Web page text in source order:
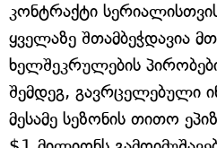
კონტრაქტი
ყველაზე შთამბეჭდავია
ხელშეკრულების
შემდეგ, გავრცელებული
მესამე სეზონის თითო